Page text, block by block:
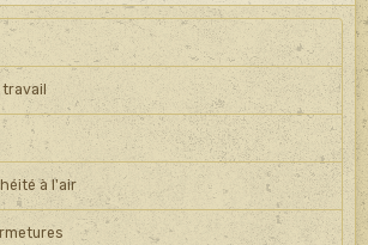
travail
à l'air